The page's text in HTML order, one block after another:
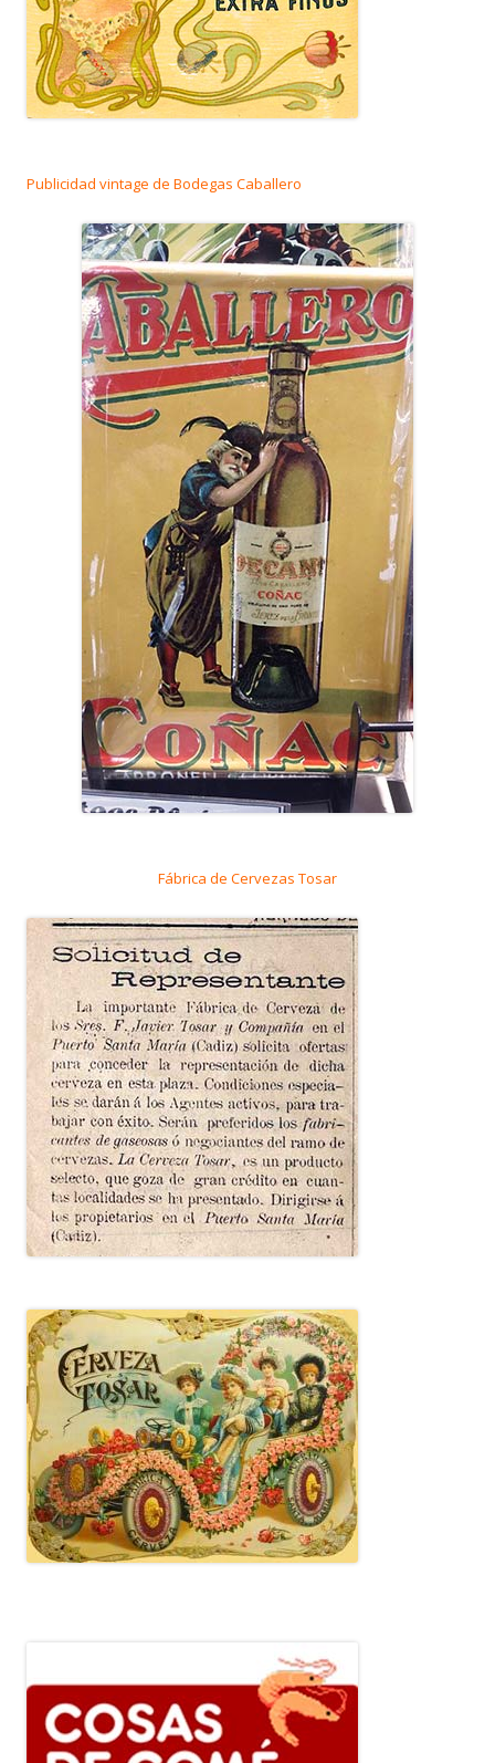
Publicidad vintage de Bodegas Caballero
Fábrica de Cervezas Tosar